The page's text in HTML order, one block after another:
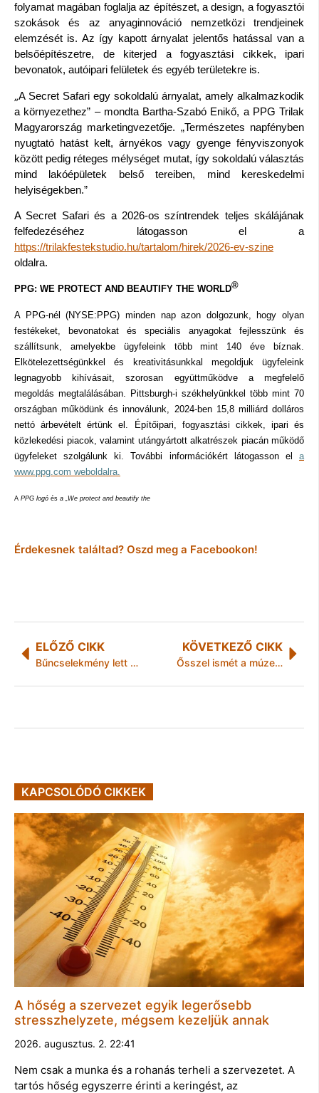
folyamat magában foglalja az építészet, a design, a fogyasztói
szokások és az anyaginnováció nemzetközi trendjeinek
elemzését is. Az így kapott árnyalat jelentős hatással van a
belsőépítészetre, de kiterjed a fogyasztási cikkek, ipari
bevonatok, autóipari felületek és egyéb területekre is.
„A Secret Safari egy sokoldalú árnyalat, amely alkalmazkodik
a környezethez” – mondta Bartha-Szabó Enikő, a PPG Trilak
Magyarország marketingvezetője. „Természetes napfényben
nyugtató hatást kelt, árnyékos vagy gyenge fényviszonyok
között pedig réteges mélységet mutat, így sokoldalú választás
mind lakóépületek belső tereiben, mind kereskedelmi
helyiségekben.”
A Secret Safari és a 2026-os színtrendek teljes skálájának
felfedezéséhez látogasson el a
https://trilakfestekstudio.hu/tartalom/hirek/2026-ev-szine
oldalra.
PPG: WE PROTECT AND BEAUTIFY THE WORLD®
A PPG-nél (NYSE:PPG) minden nap azon dolgozunk, hogy olyan
festékeket, bevonatokat és speciális anyagokat fejlesszünk és
szállítsunk, amelyekbe ügyfeleink több mint 140 éve bíznak.
Elkötelezettségünkkel és kreativitásunkkal megoldjuk ügyfeleink
legnagyobb kihívásait, szorosan együttműködve a megfelelő
megoldás megtalálásában. Pittsburgh-i székhelyünkkel több mint 70
országban működünk és innoválunk, 2024-ben 15,8 milliárd dolláros
nettó árbevételt értünk el. Építőipari, fogyasztási cikkek, ipari és
közlekedési piacok, valamint utángyártott alkatrészek piacán működő
ügyfeleket szolgálunk ki. További információkért látogasson el a
www.ppg.com weboldalra.
A PPG logó és a „We protect and beautify the
Érdekesnek találtad? Oszd meg a Facebookon!
ELŐZŐ CIKK
Bűncselekmény lett az online mosószerbizniszből
KÖVETKEZŐ CIKK
Ősszel ismét a múzeumoké a főszerep Miskolcon – indul a Múzeumok Őszi Fesztiválja!
KAPCSOLÓDÓ CIKKEK
A hőség a szervezet egyik legerősebb
stresszhelyzete, mégsem kezeljük annak
2026. augusztus. 2. 22:41
Nem csak a munka és a rohanás terheli a szervezetet. A
tartós hőség egyszerre érinti a keringést, az